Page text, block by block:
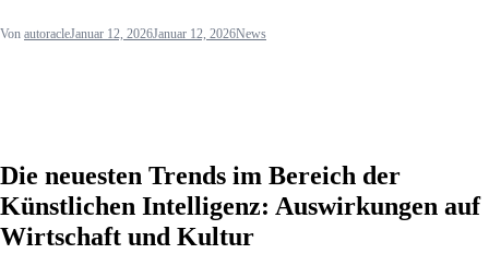
Von autoracleJanuar 12, 2026Januar 12, 2026News
Die neuesten Trends im Bereich der
Künstlichen Intelligenz: Auswirkungen auf
Wirtschaft und Kultur